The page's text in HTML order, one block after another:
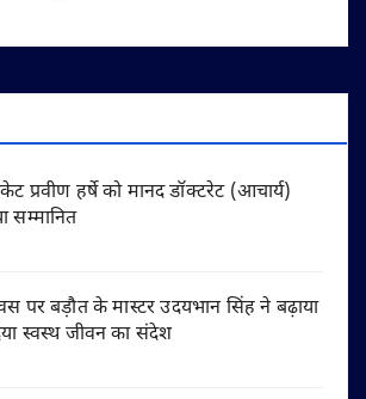
प्रवीण हर्षे को मानद डॉक्टरेट (आचार्य)
सम्मानित
पर बड़ौत के मास्टर उदयभान सिंह ने बढ़ाया
स्वस्थ जीवन का संदेश